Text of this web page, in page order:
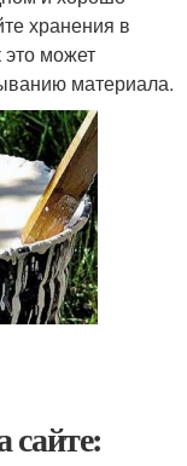
хранения в
это может
материала.
сайте: